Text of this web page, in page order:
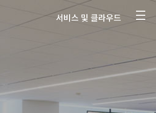
서비스 및 클라우드